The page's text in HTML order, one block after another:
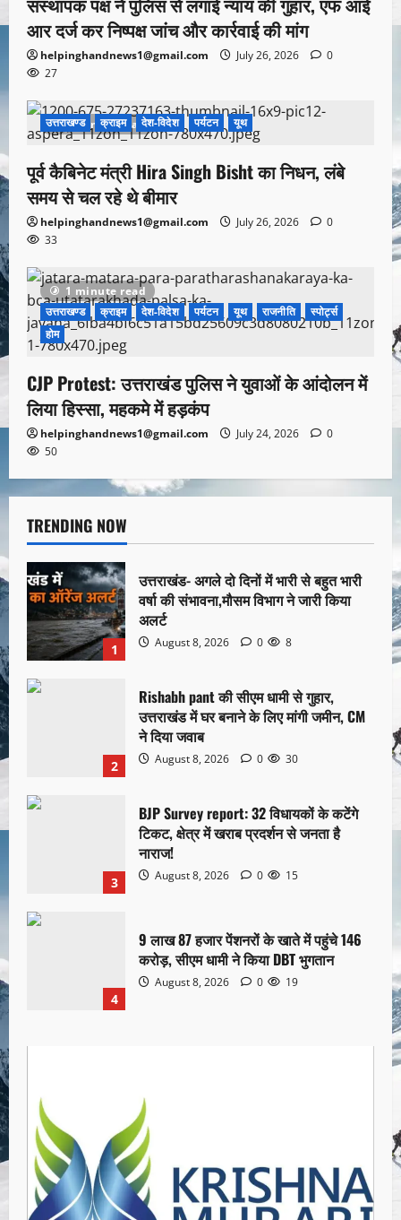
आर दर्ज कर निष्पक्ष जांच और कार्रवाई की मांग
helpinghandnews1@gmail.com July 26, 2026
0
27
1 minute read
उत्तराखण्ड क्राइम देश-विदेश पर्यटन यूथ
पूर्व कैबिनेट मंत्री Hira Singh Bisht का निधन, लंबे
समय से चल रहे थे बीमार
helpinghandnews1@gmail.com July 26, 2026
0
33
1 minute read
उत्तराखण्ड
क्राइम देश-विदेश पर्यटन यूथ राजनीति
स्पोर्ट्स
होम
CJP Protest: उत्तराखंड पुलिस ने युवाओं के आंदोलन में
लिया हिस्सा, महकमे में हड़कंप
helpinghandnews1@gmail.com July 24, 2026
0
50
TRENDING NOW
1
उत्तराखंड- अगले दो दिनों में भारी से बहुत भारी
वर्षा की संभावना,मौसम विभाग ने जारी किया
अलर्ट
August 8, 2026 0 8
2
Rishabh pant की सीएम धामी से गुहार,
उत्तराखंड में घर बनाने के लिए मांगी जमीन, CM
ने दिया जवाब
August 8, 2026 0 30
3
BJP Survey report: 32 विधायकों के कटेंगे
टिकट, क्षेत्र में खराब प्रदर्शन से जनता है
नाराज!
August 8, 2026 0 15
4
9 लाख 87 हजार पेंशनरों के खाते में पहुंचे 146
करोड़, सीएम धामी ने किया DBT भुगतान
August 8, 2026 0 19